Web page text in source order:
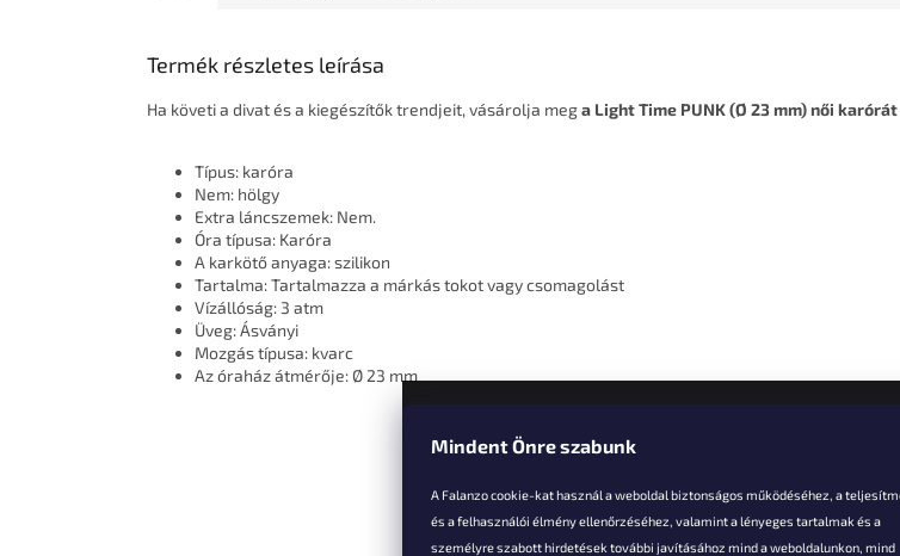
Mindent Önre szabunk
A Falanzo cookie-kat használ a weboldal biztonságos működéséhez, a
és a felhasználói élmény ellenőrzéséhez, valamint a lényeges tartalmak és a
személyre szabott hirdetések további javításához mind a weboldalunkon, mind
Termék részletes leírása
Ha követi a divat és a kiegészítők trendjeit, vásárolja mega Light Time PUNK (Ø 23 mm) női karórát
Típus: karóra
Nem: hölgy
Extra láncszemek: Nem.
Óra típusa: Karóra
A karkötő anyaga: szilikon
Tartalma: Tartalmazza a márkás tokot vagy csomagolást
Vízállóság: 3 atm
Üveg: Ásványi
Mozgás típusa: kvarc
Az óraház átmérője: Ø 23 mm